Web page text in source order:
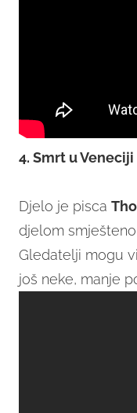
4. Smrt u Veneciji
Djelo je pisca
djelom
Gledatelji mogu
još neke, manje